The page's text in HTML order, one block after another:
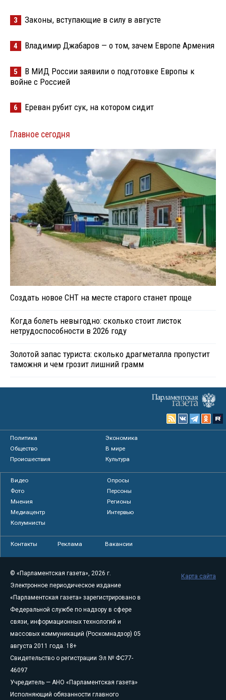
3 Законы, вступающие в силу в августе
4 Владимир Джабаров — о том, зачем Европе Армения
5
В МИД России заявили о подготовке Европы к
войне с Россией
6 Ереван рубит сук, на котором сидит
Главное сегодня
Создать новое СНТ на месте старого станет проще
Когда болеть невыгодно: сколько стоит листок
нетрудоспособности в 2026 году
Золотой запас туриста: сколько драгметалла пропустит
таможня и чем грозит лишний грамм
Политика
Экономика
Общество
В мире
Происшествия
Культура
Видео
Опросы
Фото
Персоны
Мнения
Регионы
Медиацентр
Интервью
Колумнисты
Контакты Реклама Вакансии
© «Парламентская газета», 2026 г.
Электронное периодическое издание
«Парламентская газета» зарегистрировано в
Федеральной службе по надзору в сфере
связи, информационных технологий и
массовых коммуникаций (Роскомнадзор) 05
августа 2011 года. 18+
Свидетельство о регистрации Эл № ФС77-
46097
Учредитель — АНО «Парламентская газета»
Исполняющий обязанности главного
Карта сайта